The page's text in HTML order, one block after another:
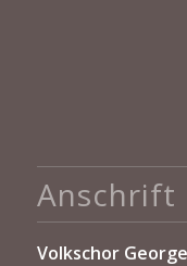
Anschrift
Volkschor